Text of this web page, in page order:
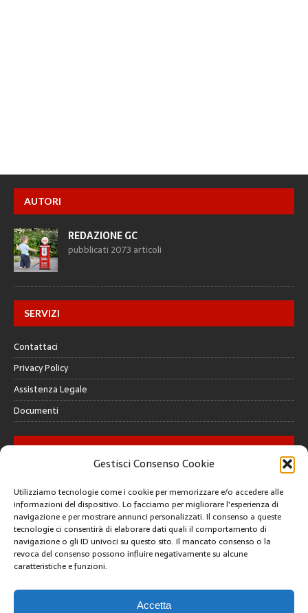
Gestisci Consenso Cookie
Utilizziamo tecnologie come i cookie per memorizzare e/o accedere alle
informazioni del dispositivo. Lo facciamo per migliorare l'esperienza di
navigazione e per mostrare annunci personalizzati. Il consenso a queste
tecnologie ci consentirà di elaborare dati quali il comportamento di
navigazione o gli ID univoci su questo sito. Il mancato consenso o la
revoca del consenso possono influire negativamente su alcune
caratteristiche e funzioni.
Accetta
AUTORI
REDAZIONE GC
pubblicati 2073 articoli
SERVIZI
Contattaci
Privacy Policy
Assistenza Legale
Documenti
GALLERY
CREATIVE COMMONS
Questa opera è concessa in licenza con i termini